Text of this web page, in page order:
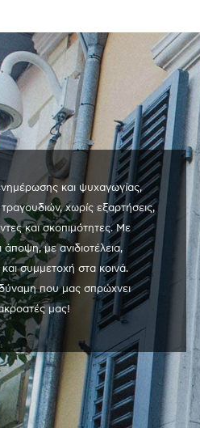
και ψυχαγωγίας,
τραγουδιών, χωρίς εξαρτήσεις,
και σκοπιμότητες. Με
άποψη, με ανιδιοτέλεια,
συμμετοχή στα κοινά.
που μας σπρώχνει
μας!